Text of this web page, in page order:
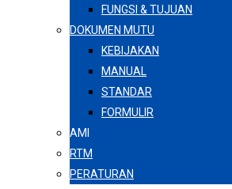
FUNGSI & TUJUAN
DOKUMEN MUTU
KEBIJAKAN
MANUAL
STANDAR
FORMULIR
AMI
RTM
PERATURAN